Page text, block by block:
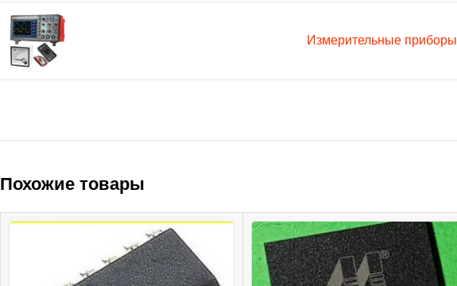
Измерительные приборы
Похожие товары